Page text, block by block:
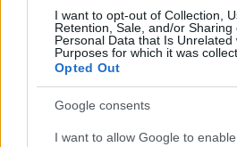
I want to opt-out of Collection,
Retention, Sale, and/or Sharing
Personal Data that Is Unrelated
Purposes for which it was
Opted Out
Google consents
I want to allow Google to
ΣΑΝ ΣΗΜΕΡΑ – 26
1822: Μάχη των
Κολοκοτρώνης